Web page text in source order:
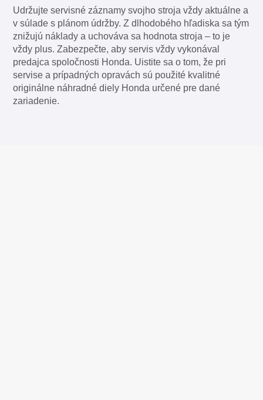
Udržujte servisné záznamy svojho stroja vždy aktuálne a
v súlade s plánom údržby. Z dlhodobého hľadiska sa tým
znižujú náklady a uchováva sa hodnota stroja – to je
vždy plus. Zabezpečte, aby servis vždy vykonával
predajca spoločnosti Honda. Uistite sa o tom, že pri
servise a prípadných opravách sú použité kvalitné
originálne náhradné diely Honda určené pre dané
zariadenie.